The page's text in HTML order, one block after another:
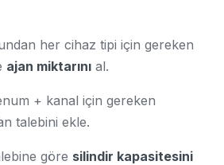
her cihaz tipi için gereken
ajan miktarını al.
+ kanal için gereken
talebini ekle.
göre silindir kapasitesini